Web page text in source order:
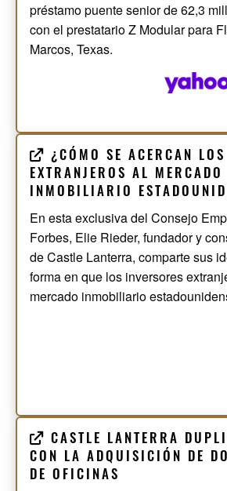
préstamo puente senior de 62,3
con el prestatario Z Modular para
Marcos, Texas.
¿CÓMO SE ACERCAN
EXTRANJEROS AL MERCADO
INMOBILIARIO
En esta exclusiva del Consejo
Forbes, Elie Rieder, fundador y
de Castle Lanterra, comparte sus
forma en que los inversores
mercado inmobiliario
CASTLE LANTERRA
CON LA ADQUISICIÓN DE
DE OFICINAS